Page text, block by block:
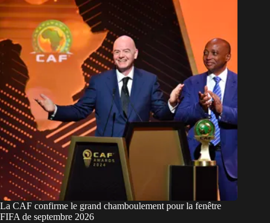
La CAF confirme le grand chamboulement pour la fenêtre
FIFA de septembre 2026